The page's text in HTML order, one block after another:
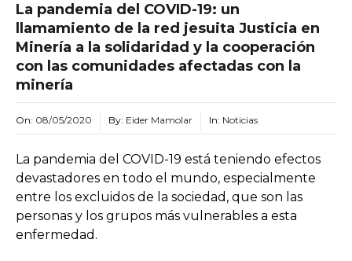
La pandemia del COVID-19: un
llamamiento de la red jesuita Justicia en
Minería a la solidaridad y la cooperación
con las comunidades afectadas con la
minería
On: 08/05/2020 By: Eider Mamolar In: Noticias
La pandemia del COVID-19 está teniendo efectos
devastadores en todo el mundo, especialmente
entre los excluidos de la sociedad, que son las
personas y los grupos más vulnerables a esta
enfermedad.